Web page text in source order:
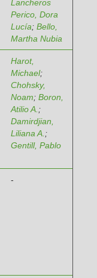
Lancheros
Perico, Dora
Lucía; Bello,
Martha Nubia
Harot,
Michael;
Chohsky,
Noam; Boron,
Atilio A. ;
Damirdjian,
Liliana A. ;
Gentill, Pablo
-